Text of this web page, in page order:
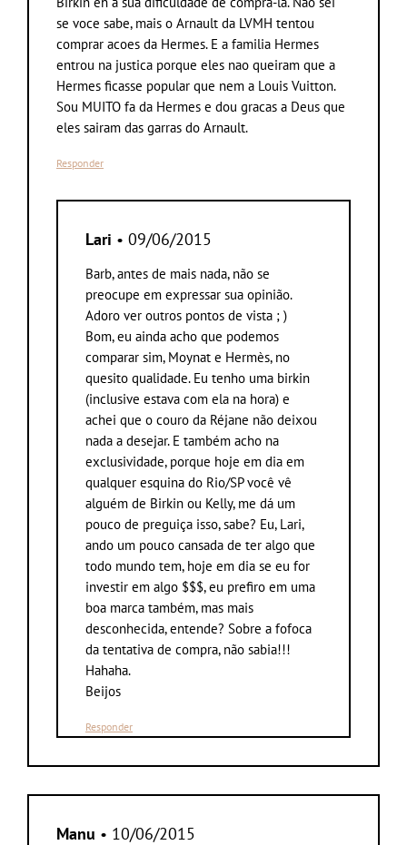
se voce sabe, mais o Arnault da LVMH tentou
comprar acoes da Hermes. E a familia Hermes
entrou na justica porque eles nao queiram que a
Hermes ficasse popular que nem a Louis Vuitton.
Sou MUITO fa da Hermes e dou gracas a Deus que
eles sairam das garras do Arnault.
Responder
Lari • 09/06/2015
Barb, antes de mais nada, não se
preocupe em expressar sua opinião.
Adoro ver outros pontos de vista ; )
Bom, eu ainda acho que podemos
comparar sim, Moynat e Hermès, no
quesito qualidade. Eu tenho uma birkin
(inclusive estava com ela na hora) e
achei que o couro da Réjane não deixou
nada a desejar. E também acho na
exclusividade, porque hoje em dia em
qualquer esquina do Rio/SP você vê
alguém de Birkin ou Kelly, me dá um
pouco de preguiça isso, sabe? Eu, Lari,
ando um pouco cansada de ter algo que
todo mundo tem, hoje em dia se eu for
investir em algo $$$, eu prefiro em uma
boa marca também, mas mais
desconhecida, entende? Sobre a fofoca
da tentativa de compra, não sabia!!!
Hahaha.
Beijos
Responder
Manu • 10/06/2015